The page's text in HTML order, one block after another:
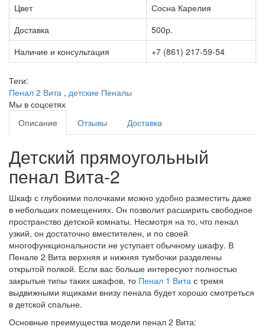
Цвет
Сосна Карелия
Доставка
500р.
Наличие и консультация
+7 (861) 217-59-54
Теги:
Пенал 2 Вита , детские Пеналы
Мы в соцсетях
Описание
Отзывы Доставка
Детский прямоугольный
пенал Вита-2
Шкаф с глубокими полочками можно удобно разместить даже
в небольших помещениях. Он позволит расширить свободное
пространство детской комнаты. Несмотря на то, что пенал
узкий, он достаточно вместителен, и по своей
многофункциональности не уступает обычному шкафу. В
Пенале 2 Вита верхняя и нижняя тумбочки разделены
открытой полкой. Если вас больше интересуют полностью
закрытые типы таких шкафов, то Пенал 1 Вита с тремя
выдвижными ящиками внизу пенала будет хорошо смотреться
в детской спальне.
Основные преимущества модели пенал 2 Вита: